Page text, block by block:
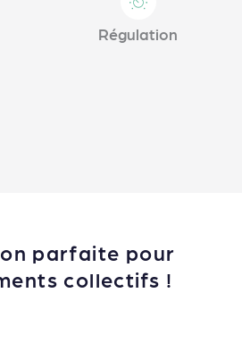
Régulation
parfaite pour
collectifs !